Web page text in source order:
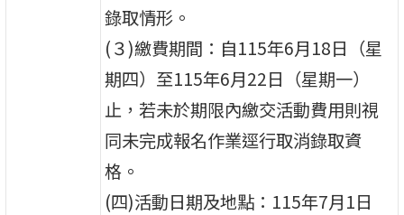
錄取情形。
(３)繳費期間：自115年6月18日（星
期四）至115年6月22日（星期一）
止，若未於期限內繳交活動費用則視
同未完成報名作業逕行取消錄取資
格。
(四)活動日期及地點：115年7月1日